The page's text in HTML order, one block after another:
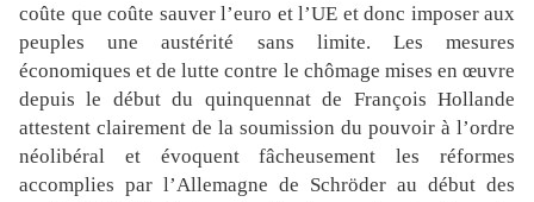
coûte que coûte sauver l’euro et l’UE et donc imposer aux
peuples une austérité sans limite. Les mesures
économiques et de lutte contre le chômage mises en œuvre
depuis le début du quinquennat de François Hollande
attestent clairement de la soumission du pouvoir à l’ordre
néolibéral et évoquent fâcheusement les réformes
accomplies par l’Allemagne de Schröder au début des